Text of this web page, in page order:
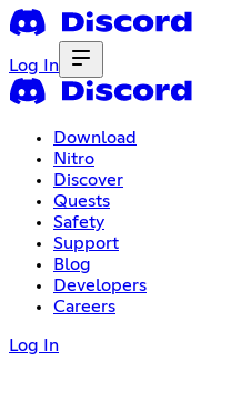
Log In
Download
Nitro
Discover
Quests
Safety
Support
Blog
Developers
Careers
Log In